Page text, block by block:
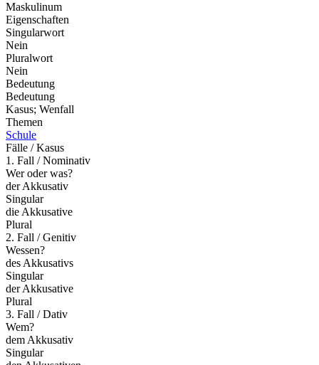
Maskulinum
Eigenschaften
Singularwort
Nein
Pluralwort
Nein
Bedeutung
Bedeutung
Kasus; Wenfall
Themen
Schule
Fälle / Kasus
1. Fall / Nominativ
Wer oder was?
der Akkusativ
Singular
die Akkusative
Plural
2. Fall / Genitiv
Wessen?
des Akkusativs
Singular
der Akkusative
Plural
3. Fall / Dativ
Wem?
dem Akkusativ
Singular